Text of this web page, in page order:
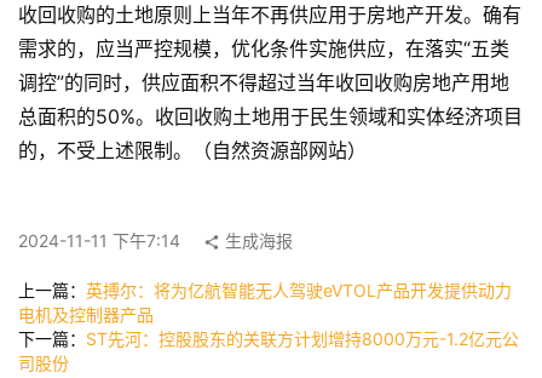
首
页
快
司
收回收购的土地原则上当年不再供应用于房地产开发。确有
需求的，应当严控规模，优化条件实施供应，在落实“五类
调控”的同时，供应面积不得超过当年收回收购房地产用地
总面积的50%。收回收购土地用于民生领域和实体经济项目
的，不受上述限制。（自然资源部网站）
2024-11-11 下午7:14 生成海报
上一篇： 英搏尔：将为亿航智能无人驾驶eVTOL产品开发提供动力
电机及控制器产品
下一篇： ST先河：控股股东的关联方计划增持8000万元-1.2亿元公
司股份